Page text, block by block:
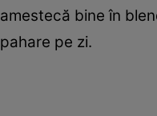
amestecă bine în
pahare pe zi.